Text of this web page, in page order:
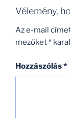
Vélemény,
Az e-mail
mezőket*
Hozzászólás*